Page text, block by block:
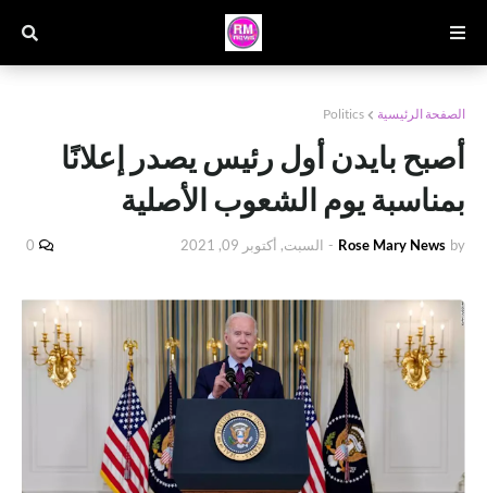
الصفحة الرئيسية Politics
أصبح بايدن أول رئيس يصدر إعلانًا
بمناسبة يوم الشعوب الأصلية
by
Rose Mary News
- السبت, أكتوبر 09, 2021 0